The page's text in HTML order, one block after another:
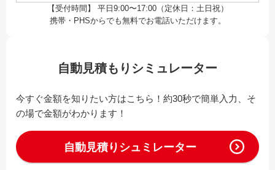
【受付時間】 平日9:00〜17:00（定休日：土日祝）
携帯・PHSからでも無料でお電話いただけます。
自動見積もりシミュレーター
今すぐ金額を知りたい方はこちら！約30秒で簡単入力、そ
の場で金額がわかります！
自動見積りシュミレーター